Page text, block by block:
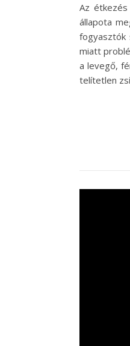
Az
állapota
fogyasztók
miatt
a levegő,
telítetlen